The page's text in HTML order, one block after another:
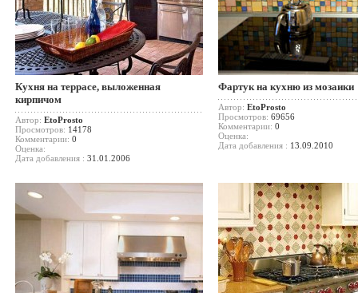
Кухня на террасе, выложенная
кирпичом
Автор: EtoProsto
Просмотров: 14178
Комментарии: 0
Оценка:
Дата добавления : 31.01.2006
Фартук на кухню из мозаики
Автор: EtoProsto
Просмотров: 69656
Комментарии: 0
Оценка:
Дата добавления : 13.09.2010